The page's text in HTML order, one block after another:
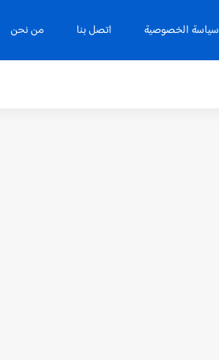
سياسة الخصوصية اتصل بنا من نحن